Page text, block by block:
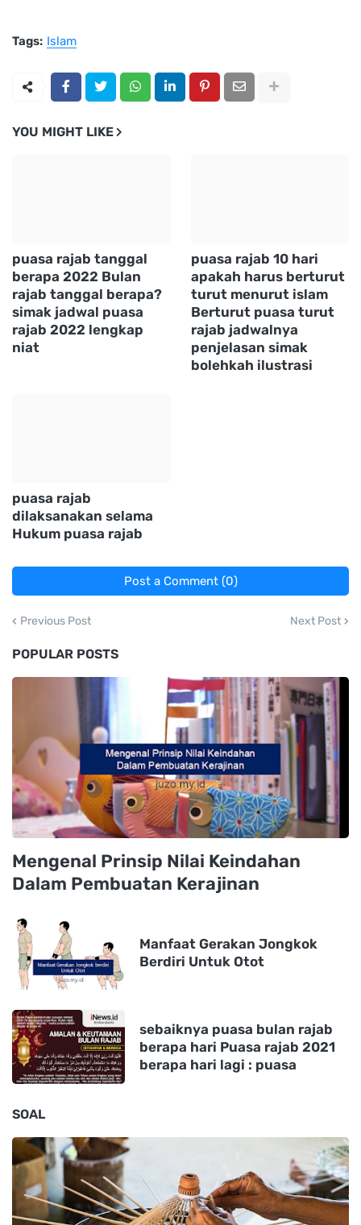
Tags: Islam
YOU MIGHT LIKE
puasa rajab tanggal
berapa 2022 Bulan
rajab tanggal berapa?
simak jadwal puasa
rajab 2022 lengkap
niat
puasa rajab 10 hari
apakah harus berturut
turut menurut islam
Berturut puasa turut
rajab jadwalnya
penjelasan simak
bolehkah ilustrasi
puasa rajab
dilaksanakan selama
Hukum puasa rajab
Post a Comment (0)
Previous Post Next Post
POPULAR POSTS
Mengenal Prinsip Nilai Keindahan
Dalam Pembuatan Kerajinan
Manfaat Gerakan Jongkok
Berdiri Untuk Otot
sebaiknya puasa bulan rajab
berapa hari Puasa rajab 2021
berapa hari lagi : puasa
SOAL